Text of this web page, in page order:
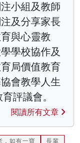
小組及教師
及分享家長
與心靈教
學校協作及
局價值教育
會教學人生
評議會。
閱讀所有文章
，如有一寶 長輩